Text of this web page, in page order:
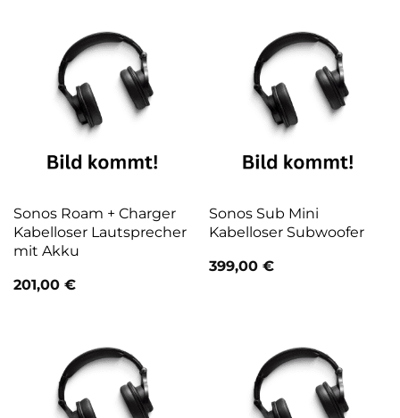
Sonos Roam + Charger
Kabelloser Lautsprecher
mit Akku
201,00 €
Sonos Sub Mini
Kabelloser Subwoofer
399,00 €